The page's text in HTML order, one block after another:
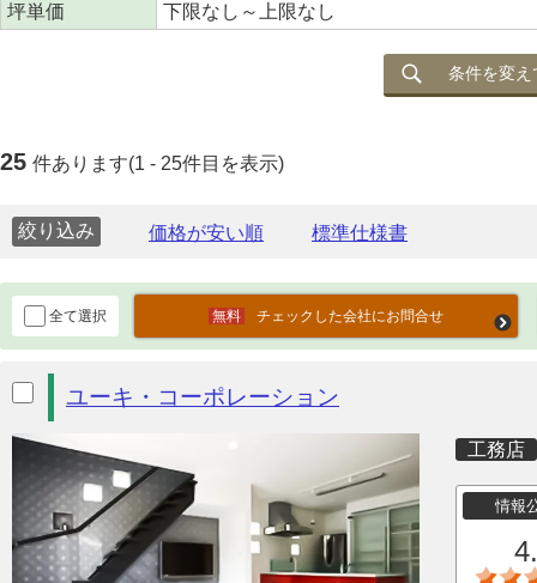
坪単価
下限なし～上限なし
条件を変え
25 件あります(1 - 25件目を表示)
絞り込み
全て選択 チェックした会社にお問合せ
ユーキ・コーポレーション
工務店
情報